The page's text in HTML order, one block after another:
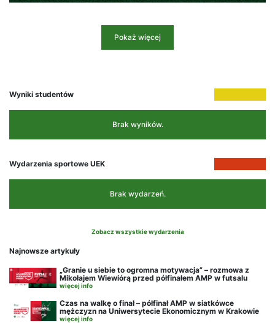
Pokaż więcej
Wyniki studentów
Brak wyników.
Wydarzenia sportowe UEK
Brak wydarzeń.
Zobacz wszystkie wydarzenia
Najnowsze artykuły
„Granie u siebie to ogromna motywacja” – rozmowa z
Mikołajem Wiewiórą przed półfinałem AMP w futsalu
więcej info
Czas na walkę o finał – półfinał AMP w siatkówce
mężczyzn na Uniwersytecie Ekonomicznym w Krakowie
więcej info